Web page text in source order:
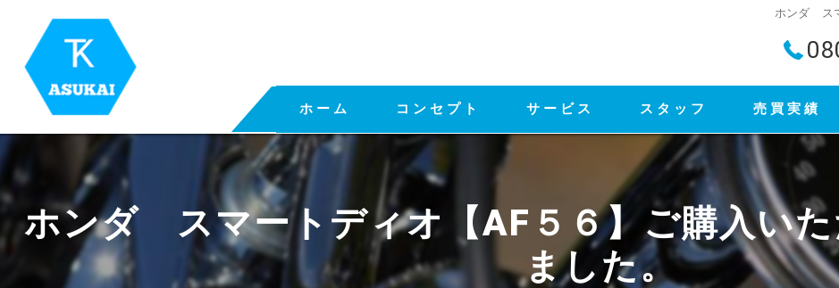
ホンダ ス
ホーム コンセプト サービス スタッフ 売買実績
ホンダ スマートディオ【AF５６】ご購入い
ました。